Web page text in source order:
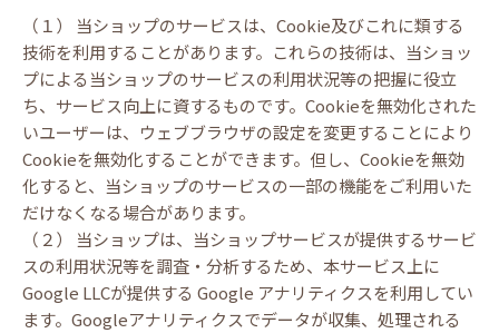
（１） 当ショップのサービスは、Cookie及びこれに類する
技術を利用することがあります。これらの技術は、当ショッ
プによる当ショップのサービスの利用状況等の把握に役立
ち、サービス向上に資するものです。Cookieを無効化された
いユーザーは、ウェブブラウザの設定を変更することにより
Cookieを無効化することができます。但し、Cookieを無効
化すると、当ショップのサービスの一部の機能をご利用いた
だけなくなる場合があります。
（２） 当ショップは、当ショップサービスが提供するサービ
スの利用状況等を調査・分析するため、本サービス上に
Google LLCが提供する Google アナリティクスを利用してい
ます。Googleアナリティクスでデータが収集、処理される